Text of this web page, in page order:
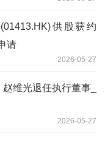
供股获约
请
2026-05-27
维光退任执行董事_
2026-05-27